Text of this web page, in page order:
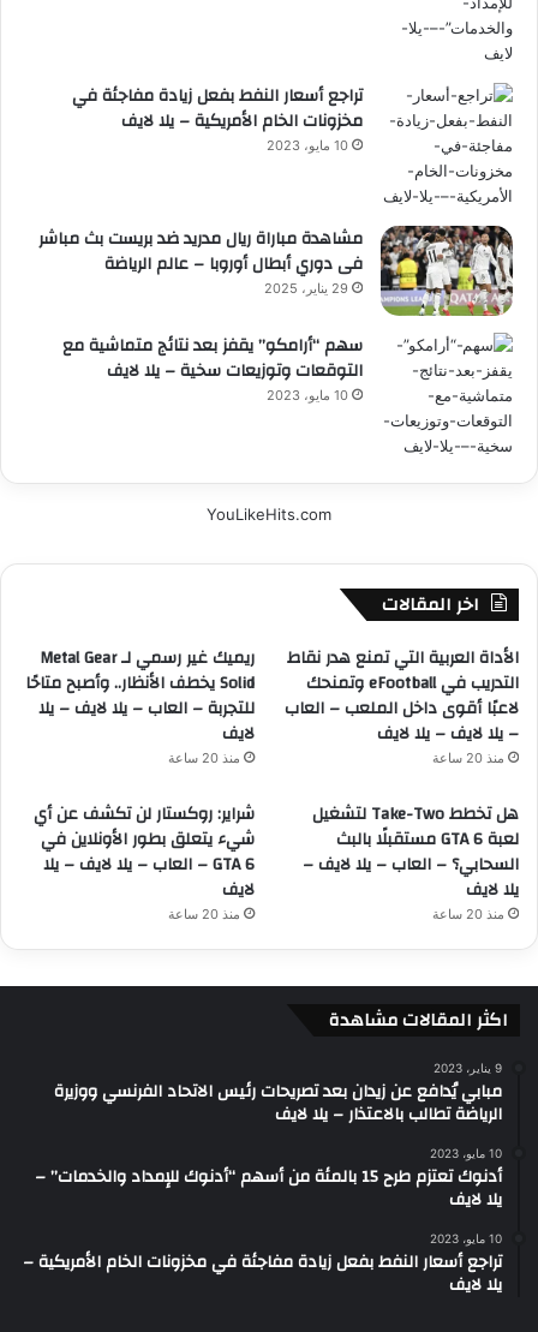
تراجع أسعار النفط بفعل زيادة مفاجئة في
مخزونات الخام الأمريكية – يلا لايف
10 مايو، 2023
مشاهدة مباراة ريال مدريد ضد بريست بث مباشر
فى دوري أبطال أوروبا – عالم الرياضة
29 يناير، 2025
سهم “أرامكو” يقفز بعد نتائج متماشية مع
التوقعات وتوزيعات سخية – يلا لايف
10 مايو، 2023
YouLikeHits.com
اخر المقالات
الأداة العربية التي تمنع هدر نقاط
التدريب في eFootball وتمنحك
لاعبًا أقوى داخل الملعب – العاب
– يلا لايف – يلا لايف
منذ 20 ساعة
ريميك غير رسمي لـ Metal Gear
Solid يخطف الأنظار.. وأصبح متاحًا
للتجربة – العاب – يلا لايف – يلا
لايف
منذ 20 ساعة
هل تخطط Take-Two لتشغيل
لعبة GTA 6 مستقبلًا بالبث
السحابي؟ – العاب – يلا لايف –
يلا لايف
منذ 20 ساعة
شراير: روكستار لن تكشف عن أي
شيء يتعلق بطور الأونلاين في
GTA 6 – العاب – يلا لايف – يلا
لايف
منذ 20 ساعة
اكثر المقالات مشاهدة
9 يناير، 2023
مبابي يُدافع عن زيدان بعد تصريحات رئيس الاتحاد الفرنسي ووزيرة
الرياضة تطالب بالاعتذار – يلا لايف
10 مايو، 2023
أدنوك تعتزم طرح 15 بالمئة من أسهم “أدنوك للإمداد والخدمات” –
يلا لايف
10 مايو، 2023
تراجع أسعار النفط بفعل زيادة مفاجئة في مخزونات الخام الأمريكية –
يلا لايف